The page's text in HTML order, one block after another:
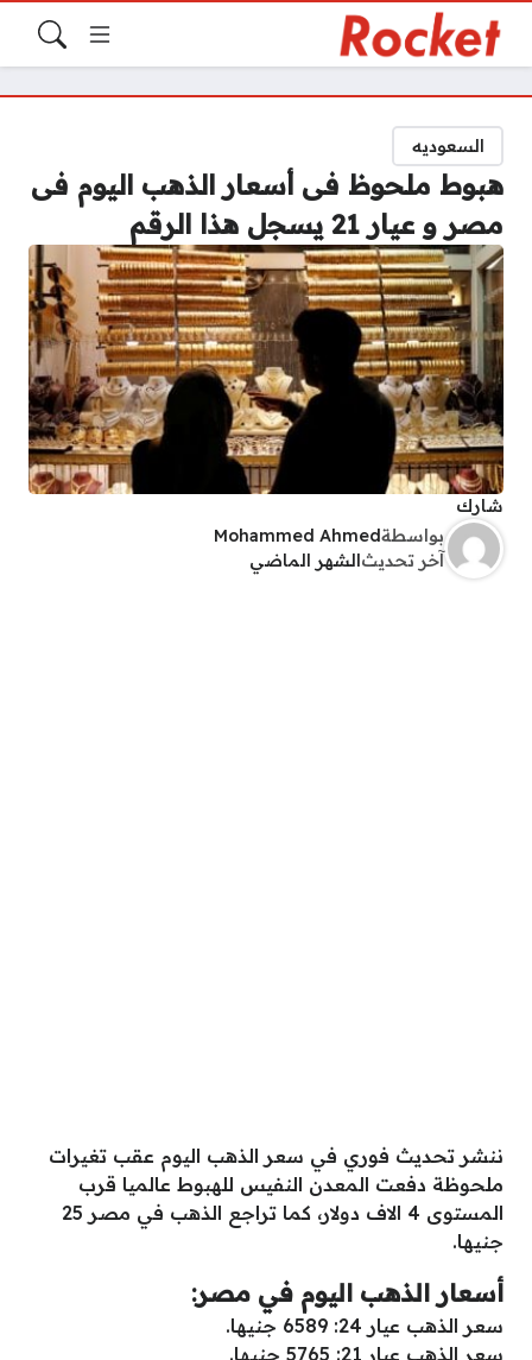
السعوديه
هبوط ملحوظ فى أسعار الذهب اليوم فى
مصر و عيار 21 يسجل هذا الرقم
شارك
بواسطةMohammed Ahmed
آخر تحديث الشهر الماضي
ننشر تحديث فوري في سعر الذهب اليوم عقب تغيرات
ملحوظة دفعت المعدن النفيس للهبوط عالميا قرب
المستوى 4 الاف دولار، كما تراجع الذهب في مصر 25
جنيها.
أسعار الذهب اليوم في مصر:
سعر الذهب عيار 24: 6589 جنيها.
سعر الذهب عيار 21: 5765 جنيها.